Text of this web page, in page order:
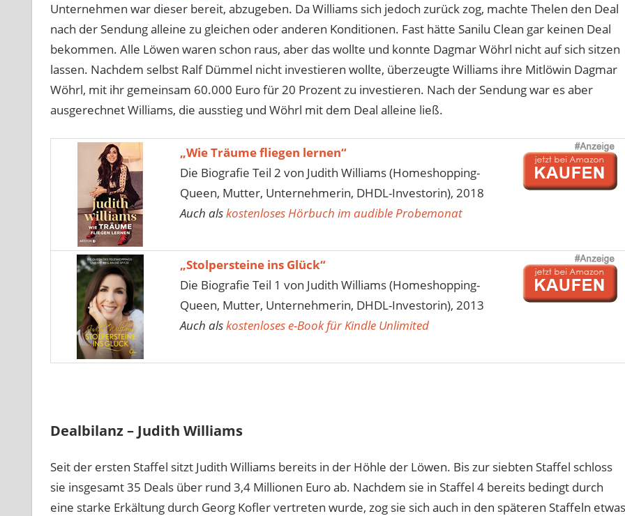
Unternehmen war dieser bereit, abzugeben. Da Williams sich jedoch zurück zog, machte Thelen den Deal
nach der Sendung alleine zu gleichen oder anderen Konditionen. Fast hätte Sanilu Clean gar keinen Deal
bekommen. Alle Löwen waren schon raus, aber das wollte und konnte Dagmar Wöhrl nicht auf sich sitzen
lassen. Nachdem selbst Ralf Dümmel nicht investieren wollte, überzeugte Williams ihre Mitlöwin Dagmar
Wöhrl, mit ihr gemeinsam 60.000 Euro für 20 Prozent zu investieren. Nach der Sendung war es aber
ausgerechnet Williams, die ausstieg und Wöhrl mit dem Deal alleine ließ.
„Wie Träume fliegen lernen“
Die Biografie Teil 2 von Judith Williams (Homeshopping-
Queen, Mutter, Unternehmerin, DHDL-Investorin), 2018
Auch alskostenloses Hörbuch im audible Probemonat
„Stolpersteine ins Glück“
Die Biografie Teil 1 von Judith Williams (Homeshopping-
Queen, Mutter, Unternehmerin, DHDL-Investorin), 2013
Auch alskostenloses e-Book für Kindle Unlimited
Dealbilanz – Judith Williams
Seit der ersten Staffel sitzt Judith Williams bereits in der Höhle der Löwen. Bis zur siebten Staffel schloss
sie insgesamt 35 Deals über rund 3,4 Millionen Euro ab. Nachdem sie in Staffel 4 bereits bedingt durch
eine starke Erkältung durch Georg Kofler vertreten wurde, zog sie sich auch in den späteren Staffeln etwas